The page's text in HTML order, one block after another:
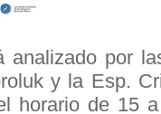
analizado por
y la Esp.
horario de 15